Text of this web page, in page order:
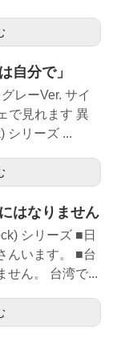
自分で」
レーVer. サイ
で見れます 異
シリーズ ...
はなりません
シリーズ ■日
んいます。 ■台
せん。 台湾で...